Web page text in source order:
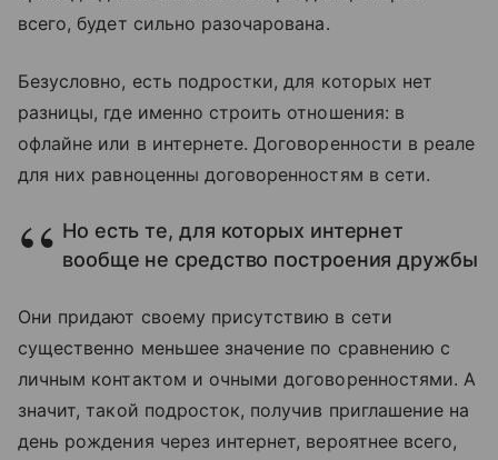
всего, будет сильно разочарована.
Безусловно, есть подростки, для которых нет
разницы, где именно строить отношения: в
офлайне или в интернете. Договоренности в реале
для них равноценны договоренностям в сети.
Но есть те, для которых интернет
вообще не средство построения дружбы
Они придают своему присутствию в сети
существенно меньшее значение по сравнению с
личным контактом и очными договоренностями. А
значит, такой подросток, получив приглашение на
день рождения через интернет, вероятнее всего,